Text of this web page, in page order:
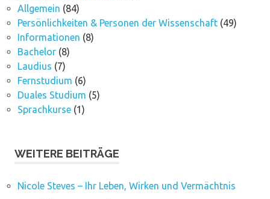
Allgemein (84)
Persönlichkeiten & Personen der Wissenschaft(49)
Informationen (8)
Bachelor(8)
Laudius (7)
Fernstudium (6)
Duales Studium (5)
Sprachkurse(1)
WEITERE BEITRÄGE
Nicole Steves – Ihr Leben, Wirken und Vermächtnis